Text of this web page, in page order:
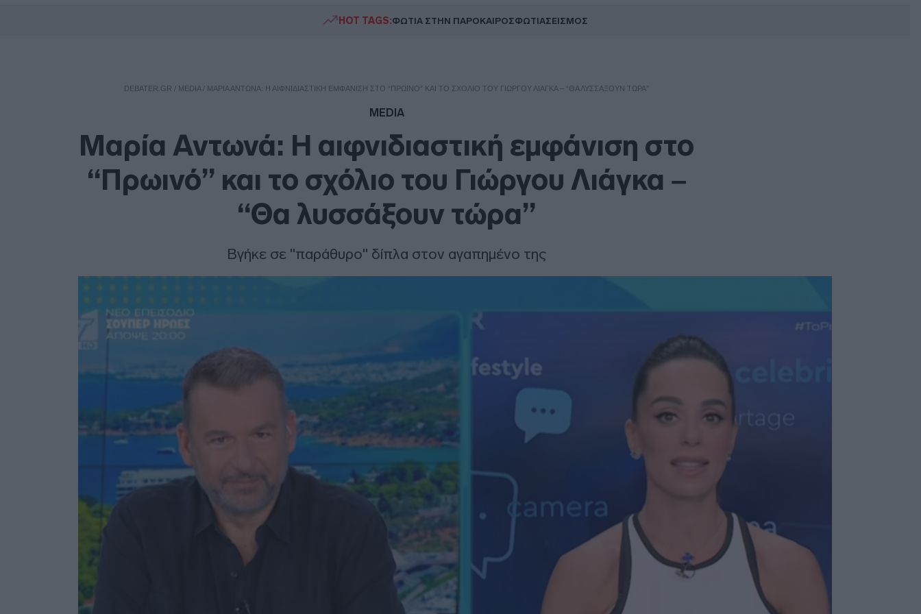
HOT TAGS:ΦΩΤΙΑ ΣΤΗΝ ΠΑΡΟΚΑΙΡΟΣΦΩΤΙΑΣΕΙΣΜΟΣ
DEBATER.GR / MEDIA/ ΜΑΡΊΑ ΑΝΤΩΝΆ: Η ΑΙΦΝΙΔΙΑΣΤΙΚΉ ΕΜΦΆΝΙΣΗ ΣΤΟ “ΠΡΩΙΝΌ” ΚΑΙ ΤΟ ΣΧΌΛΙΟ ΤΟΥ ΓΙΏΡΓΟΥ ΛΙΆΓΚΑ – “ΘΑ ΛΥΣΣΆΞΟΥΝ ΤΏΡΑ”
MEDIA
Μαρία Αντωνά: Η αιφνιδιαστική εμφάνιση στο
“Πρωινό” και το σχόλιο του Γιώργου Λιάγκα –
“Θα λυσσάξουν τώρα”
Βγήκε σε "παράθυρο" δίπλα στον αγαπημένο της